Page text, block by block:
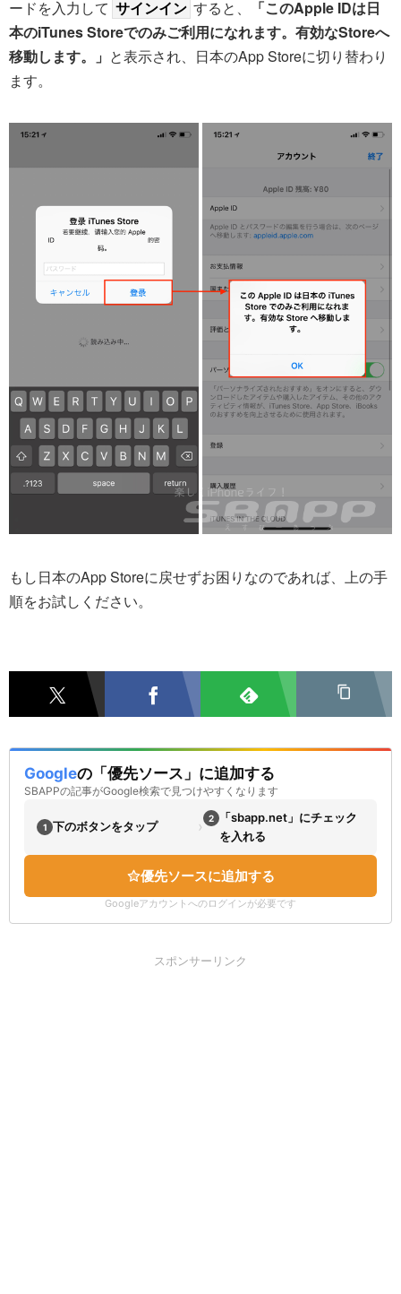
ードを入力して サインイン すると、
「このApple IDは日
本のiTunes Storeでのみご利用になれます。有効なStoreへ
移動します。」 と表示され、日本のApp Storeに切り替わり
ます。
もし日本のApp Storeに戻せずお困りなのであれば、上の手
順をお試しください。
Googleの「優先ソース」に追加する
SBAPPの記事がGoogle検索で見つけやすくなります
1 下のボタンをタップ › 2
「sbapp.net」にチェック
を入れる
優先ソースに追加する
Googleアカウントへのログインが必要です
スポンサーリンク